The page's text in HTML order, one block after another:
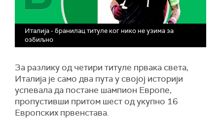
Италија - бранилац титуле ког нико не узима за
озбиљно
За разлику од четири титуле првака света,
Италија је само два пута у својој историји
успевала да постане шампион Европе,
пропустивши притом шест од укупно 16
Европских првенстава.